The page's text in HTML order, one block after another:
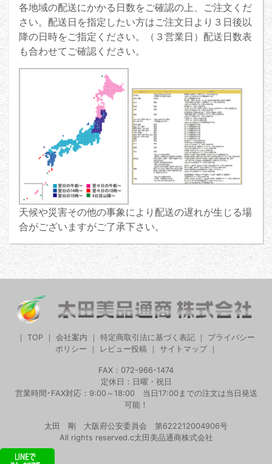
各地域の配送にかかる日数をご確認の上、ご注文くだ
さい。配送日を指定したい方はご注文日より３日後以
降の日時をご指定ください。（３営業日）配送日数表
も合わせてご確認ください。
天候や災害その他の事象により配送の遅れが生じる場
合がございますがご了承下さい。
TOP 会社案内 特定商取引法に基づく表記
プライバシー
ポリシー
レビュー投稿｜ サイトマップ｜
FAX：072-966-1474
定休日：日曜・祝日
営業時間･FAX対応：9:00～18:00 当日17:00までの注文は当日発送
可能！
太田 剛 大阪府公安委員会 第622212004906号
All rights reserved.c太田美品通商株式会社